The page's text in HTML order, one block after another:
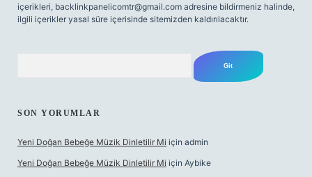
içerikleri, backlinkpanelicomtr@gmail.com adresine bildirmeniz halinde,
ilgili içerikler yasal süre içerisinde sitemizden kaldırılacaktır.
SON YORUMLAR
Yeni Doğan Bebeğe Müzik Dinletilir Mi için admin
Yeni Doğan Bebeğe Müzik Dinletilir Mi için Aybike